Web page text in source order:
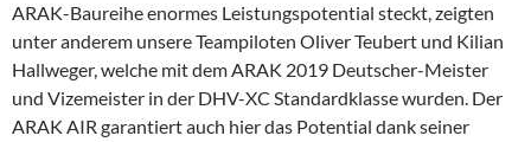
ARAK-Baureihe enormes Leistungspotential steckt, zeigten
unter anderem unsere Teampiloten Oliver Teubert und Kilian
Hallweger, welche mit dem ARAK 2019 Deutscher-Meister
und Vizemeister in der DHV-XC Standardklasse wurden. Der
ARAK AIR garantiert auch hier das Potential dank seiner